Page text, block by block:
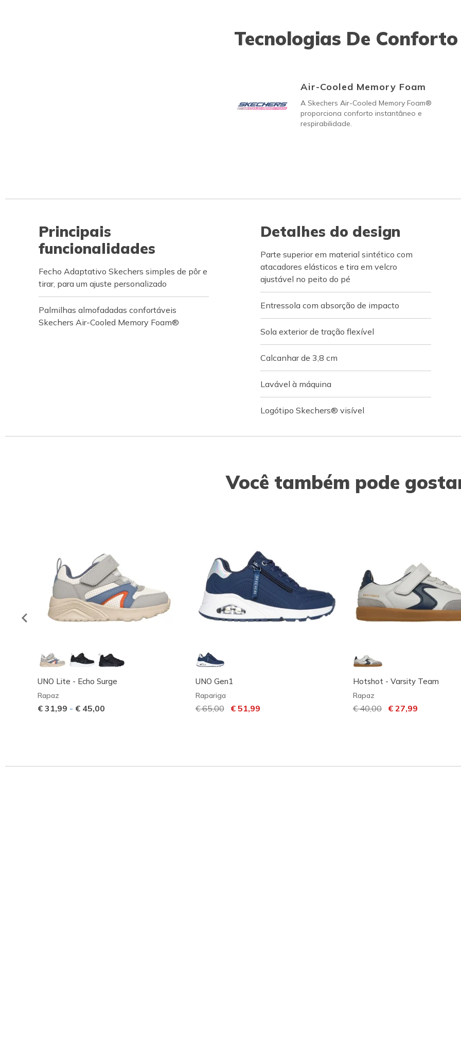
Tecnologias De Conforto
Air-Cooled Memory Foam
A Skechers Air-Cooled Memory Foam®
proporciona conforto instantâneo e
respirabilidade.
Principais
funcionalidades
Fecho Adaptativo Skechers simples de pôr e
tirar, para um ajuste personalizado
Palmilhas almofadadas confortáveis
Skechers Air-Cooled Memory Foam®
Detalhes do design
Parte superior em material sintético com
atacadores elásticos e tira em velcro
ajustável no peito do pé
Entressola com absorção de impacto
Sola exterior de tração flexível
Calcanhar de 3,8 cm
Lavável à máquina
Logótipo Skechers® visível
Você também pode
UNO Lite - Echo Surge
Rapaz
€ 31,99 - € 45,00
UNO Gen1
Rapariga
Preço com desconto de
€ 65,00para
€ 51,99
Hotshot - Varsity Team
Rapaz
Preço com desconto de
€ 40,00 para
€ 27,99